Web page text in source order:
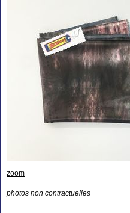
zoom
photos non contractuelles